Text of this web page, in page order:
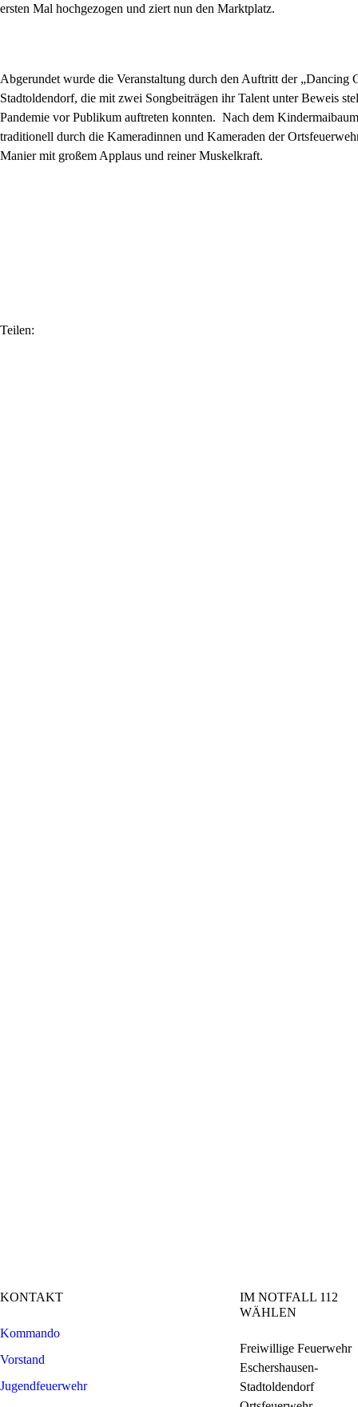
ersten Mal hochgezogen und ziert nun den Marktplatz.
Abgerundet wurde die Veranstaltung durch den Auftritt der „Dancing
Stadtoldendorf, die mit zwei Songbeiträgen ihr Talent unter Beweis
Pandemie vor Publikum auftreten konnten. Nach dem
traditionell durch die Kameradinnen und Kameraden der
Manier mit großem Applaus und reiner Muskelkraft.
Teilen:
KONTAKT
Kommando
Vorstand
Jugendfeuerwehr
IM NOTFALL 112
WÄHLEN
Freiwillige Feuerwehr
Eschershausen-
Stadtoldendorf